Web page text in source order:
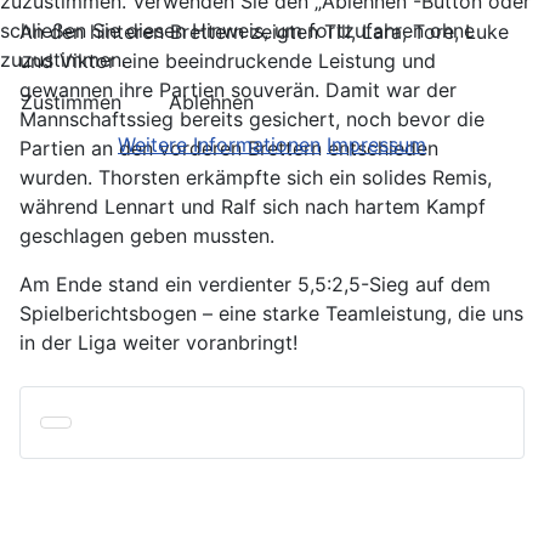
An den hinteren Brettern zeigten Till, Lara, Tore, Luke
und Viktor eine beeindruckende Leistung und
gewannen ihre Partien souverän. Damit war der
Mannschaftssieg bereits gesichert, noch bevor die
Partien an den vorderen Brettern entschieden
wurden. Thorsten erkämpfte sich ein solides Remis,
während Lennart und Ralf sich nach hartem Kampf
geschlagen geben mussten.
Am Ende stand ein verdienter 5,5:2,5-Sieg auf dem
Spielberichtsbogen – eine starke Teamleistung, die uns
in der Liga weiter voranbringt!
schließen Sie diesen Hinweis, um fortzufahren ohne
zuzustimmen.
Zustimmen
Ablehnen
Weitere Informationen Impressum